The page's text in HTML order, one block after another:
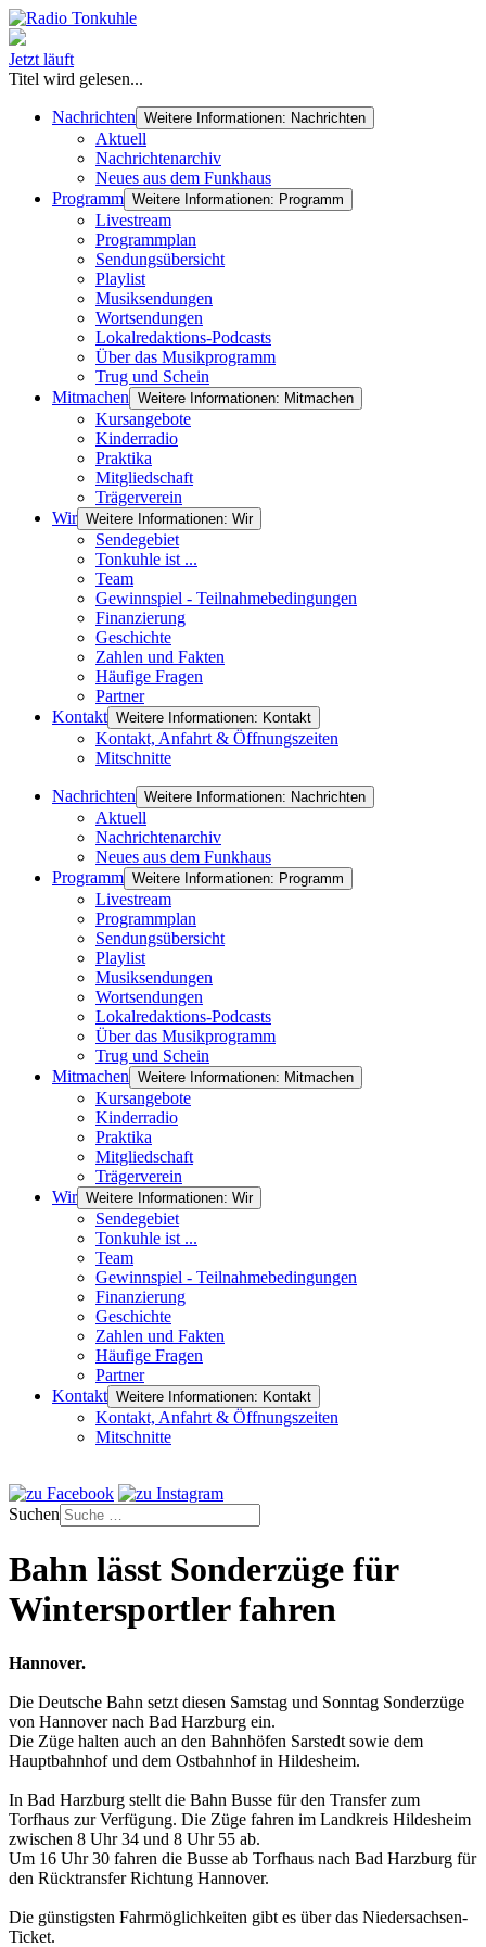
Jetzt läuft
Titel wird gelesen...
Nachrichten Weitere Informationen: Nachrichten
Aktuell
Nachrichtenarchiv
Neues aus dem Funkhaus
Programm Weitere Informationen: Programm
Livestream
Programmplan
Sendungsübersicht
Playlist
Musiksendungen
Wortsendungen
Lokalredaktions-Podcasts
Über das Musikprogramm
Trug und Schein
Mitmachen Weitere Informationen: Mitmachen
Kursangebote
Kinderradio
Praktika
Mitgliedschaft
Trägerverein
Wir Weitere Informationen: Wir
Sendegebiet
Tonkuhle ist ...
Team
Gewinnspiel - Teilnahmebedingungen
Finanzierung
Geschichte
Zahlen und Fakten
Häufige Fragen
Partner
Kontakt Weitere Informationen: Kontakt
Kontakt, Anfahrt & Öffnungszeiten
Mitschnitte
Nachrichten Weitere Informationen: Nachrichten
Aktuell
Nachrichtenarchiv
Neues aus dem Funkhaus
Programm Weitere Informationen: Programm
Livestream
Programmplan
Sendungsübersicht
Playlist
Musiksendungen
Wortsendungen
Lokalredaktions-Podcasts
Über das Musikprogramm
Trug und Schein
Mitmachen Weitere Informationen: Mitmachen
Kursangebote
Kinderradio
Praktika
Mitgliedschaft
Trägerverein
Wir Weitere Informationen: Wir
Sendegebiet
Tonkuhle ist ...
Team
Gewinnspiel - Teilnahmebedingungen
Finanzierung
Geschichte
Zahlen und Fakten
Häufige Fragen
Partner
Kontakt Weitere Informationen: Kontakt
Kontakt, Anfahrt & Öffnungszeiten
Mitschnitte
Suchen
Bahn lässt Sonderzüge für
Wintersportler fahren
Hannover.
Die Deutsche Bahn setzt diesen Samstag und Sonntag Sonderzüge
von Hannover nach Bad Harzburg ein.
Die Züge halten auch an den Bahnhöfen Sarstedt sowie dem
Hauptbahnhof und dem Ostbahnhof in Hildesheim.
In Bad Harzburg stellt die Bahn Busse für den Transfer zum
Torfhaus zur Verfügung. Die Züge fahren im Landkreis Hildesheim
zwischen 8 Uhr 34 und 8 Uhr 55 ab.
Um 16 Uhr 30 fahren die Busse ab Torfhaus nach Bad Harzburg für
den Rücktransfer Richtung Hannover.
Die günstigsten Fahrmöglichkeiten gibt es über das Niedersachsen-
Ticket.